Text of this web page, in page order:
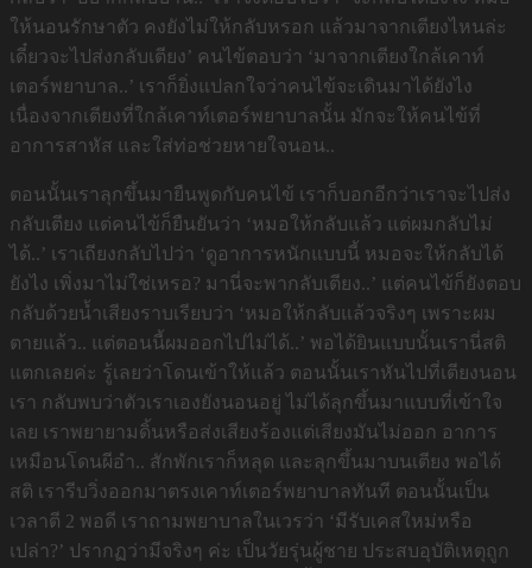
ให้นอนรักษาตัว คงยังไม่ให้กลับหรอก แล้วมาจากเตียงไหนล่ะ
เดี๋ยวจะไปส่งกลับเตียง’ คนไข้ตอบว่า ‘มาจากเตียงใกล้เคาท์
เตอร์พยาบาล..’ เราก็ยิ่งแปลกใจว่าคนไข้จะเดินมาได้ยังไง
เนื่องจากเตียงที่ใกล้เคาท์เตอร์พยาบาลนั้น มักจะให้คนไข้ที่
อาการสาหัส และใส่ท่อช่วยหายใจนอน..
ตอนนั้นเราลุกขึ้นมายืนพูดกับคนไข้ เราก็บอกอีกว่าเราจะไปส่ง
กลับเตียง แต่คนไข้ก็ยืนยันว่า ‘หมอให้กลับแล้ว แต่ผมกลับไม่
ได้..’ เราเถียงกลับไปว่า ‘ดูอาการหนักแบบนี้ หมอจะให้กลับได้
ยังไง เพิ่งมาไม่ใช่เหรอ? มานี่จะพากลับเตียง..’ แต่คนไข้ก็ยังตอบ
กลับด้วยน้ำเสียงราบเรียบว่า ‘หมอให้กลับแล้วจริงๆ เพราะผม
ตายแล้ว.. แต่ตอนนี้ผมออกไปไม่ได้..’ พอได้ยินแบบนั้นเรานี่สติ
แตกเลยค่ะ รู้เลยว่าโดนเข้าให้แล้ว ตอนนั้นเราหันไปที่เตียงนอน
เรา กลับพบว่าตัวเราเองยังนอนอยู่ ไม่ได้ลุกขึ้นมาแบบที่เข้าใจ
เลย เราพยายามดิ้นหรือส่งเสียงร้องแต่เสียงมันไม่ออก อาการ
เหมือนโดนผีอำ.. สักพักเราก็หลุด และลุกขึ้นมาบนเตียง พอได้
สติ เรารีบวิ่งออกมาตรงเคาท์เตอร์พยาบาลทันที ตอนนั้นเป็น
เวลาตี 2 พอดี เราถามพยาบาลในเวรว่า ‘มีรับเคสใหม่หรือ
เปล่า?’ ปรากฏว่ามีจริงๆ ค่ะ เป็นวัยรุ่นผู้ชาย ประสบอุบัติเหตุถูก